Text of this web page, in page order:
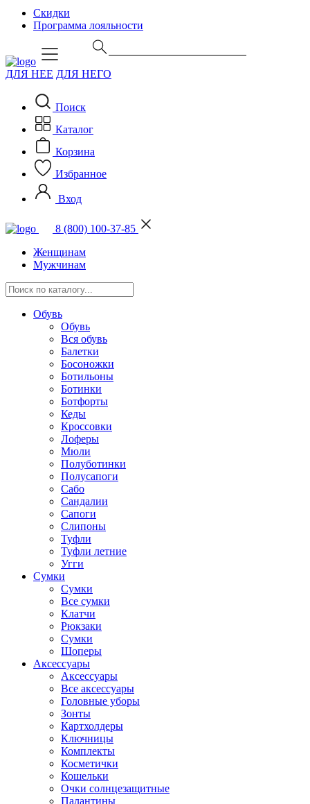
Скидки
Программа лояльности
ДЛЯ НЕЕ ДЛЯ НЕГО
Поиск
Каталог
Корзина
Избранное
Вход
8 (800) 100-37-85
Женщинам
Мужчинам
Обувь
Обувь
Вся обувь
Балетки
Босоножки
Ботильоны
Ботинки
Ботфорты
Кеды
Кроссовки
Лоферы
Мюли
Полуботинки
Полусапоги
Сабо
Сандалии
Сапоги
Слипоны
Туфли
Туфли летние
Угги
Сумки
Сумки
Все сумки
Клатчи
Рюкзаки
Сумки
Шоперы
Аксессуары
Аксессуары
Все аксессуары
Головные уборы
Зонты
Картхолдеры
Ключницы
Комплекты
Косметички
Кошельки
Очки солнцезащитные
Палантины